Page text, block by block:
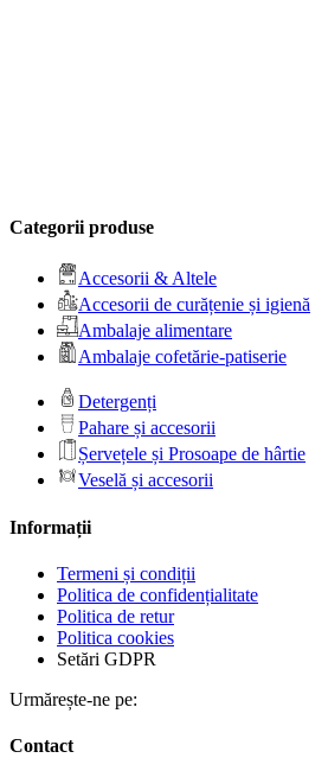
Categorii produse
Accesorii & Altele
Accesorii de curățenie și igienă
Ambalaje alimentare
Ambalaje cofetărie-patiserie
Detergenți
Pahare și accesorii
Șervețele și Prosoape de hârtie
Veselă și accesorii
Informații
Termeni și condiții
Politica de confidențialitate
Politica de retur
Politica cookies
Setări GDPR
Urmărește-ne pe:
Contact